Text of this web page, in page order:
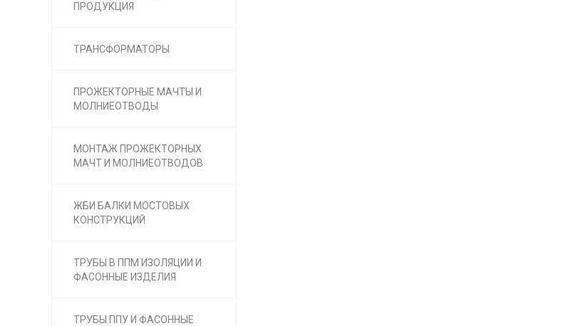
ПРОДУКЦИЯ
ТРАНСФОРМАТОРЫ
ПРОЖЕКТОРНЫЕ МАЧТЫ И
МОЛНИЕОТВОДЫ
МОНТАЖ ПРОЖЕКТОРНЫХ
МАЧТ И МОЛНИЕОТВОДОВ
ЖБИ БАЛКИ МОСТОВЫХ
КОНСТРУКЦИЙ
ТРУБЫ В ППМ ИЗОЛЯЦИИ И
ФАСОННЫЕ ИЗДЕЛИЯ
ТРУБЫ ППУ И ФАСОННЫЕ